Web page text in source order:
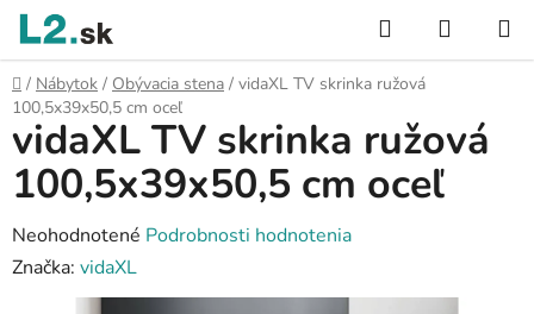
Prejsť
obsah
Hľadať
KOŠÍK
Domov
/ Nábytok / Obývacia stena / vidaXL TV skrinka ružová
100,5x39x50,5 cm oceľ
vidaXL TV skrinka ružová
100,5x39x50,5 cm oceľ
Priemerné
hodnotenie
produktu
Neohodnotené Podrobnosti hodnotenia
Značka: vidaXL